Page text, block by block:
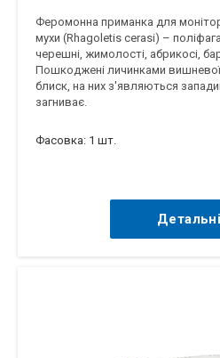
Феромонна приманка для
мухи (Rhagoletis cerasi) –
черешні, жимолості, абрикосі,
Пошкоджені личинками
блиск, на них з'являються
загниває.
Фасовка: 1 шт.